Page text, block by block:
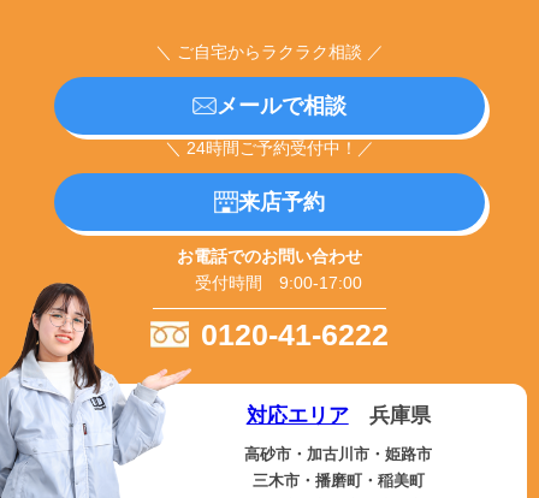
＼ ご自宅からラクラク相談 ／
メールで相談
＼ 24時間ご予約受付中！／
来店予約
お電話でのお問い合わせ
受付時間 9:00-17:00
0120-41-6222
対応エリア兵庫県
高砂市・加古川市・姫路市
三木市・播磨町・稲美町